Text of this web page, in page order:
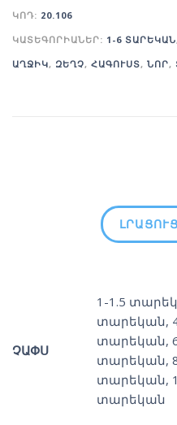
ԿՈԴ: 20.106
ԿԱՏԵԳՈՐԻԱՆԵՐ: 1-6 ՏԱՐԵԿԱՆ
ԱՂՋԻԿ, ԶԵՂՉ, ՀԱԳՈՒՍՏ, ՆՈՐ,
ՉԱՓՍ
1-1.5
տարեկան,
տարեկան,
տարեկան,
տարեկան,
տարեկան